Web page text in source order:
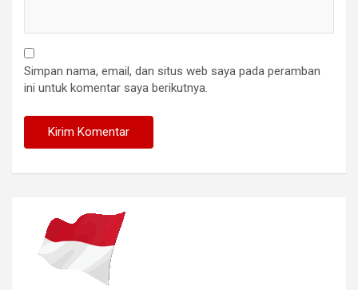
Simpan nama, email, dan situs web saya pada peramban
ini untuk komentar saya berikutnya.